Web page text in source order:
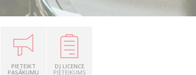
PIETEIKT
PASĀKUMU
DJ LICENCE
PIETEIKUMS